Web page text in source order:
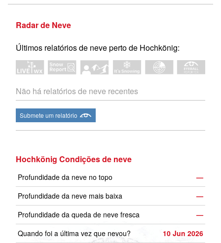
Radar de Neve
Últimos relatórios de neve perto de Hochkönig:
Não há relatórios de neve recentes
Submete um relatório
Hochkönig Condições de neve
Profundidade da neve no topo
—
Profundidade da neve mais baixa
—
Profundidade da queda de neve fresca
—
Quando foi a última vez que nevou?
10 Jun 2026